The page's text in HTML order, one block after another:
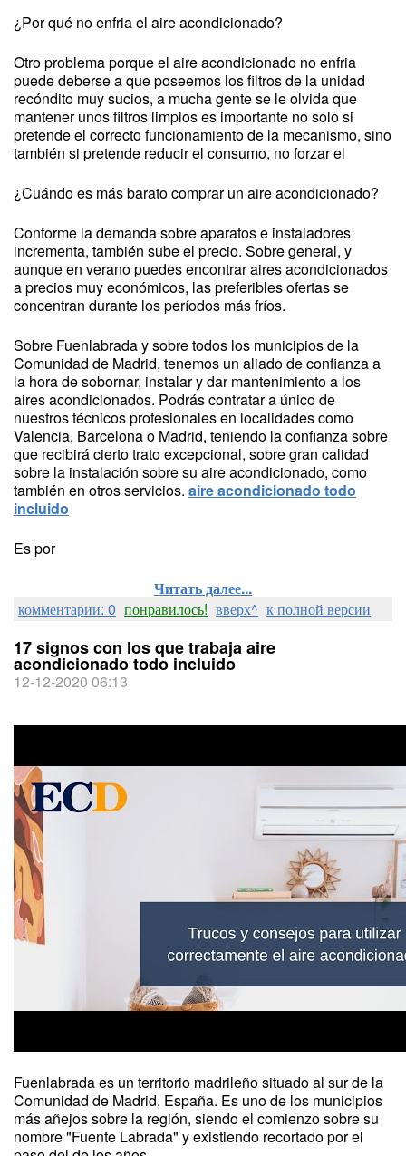
¿Por qué no enfria el aire acondicionado?
Otro problema porque el aire acondicionado no enfria
puede deberse a que poseemos los filtros de la unidad
recóndito muy sucios, a mucha gente se le olvida que
mantener unos filtros limpios es importante no solo si
pretende el correcto funcionamiento de la mecanismo, sino
también si pretende reducir el consumo, no forzar el
¿Cuándo es más barato comprar un aire acondicionado?
Conforme la demanda sobre aparatos e instaladores
incrementa, también sube el precio. Sobre general, y
aunque en verano puedes encontrar aires acondicionados
a precios muy económicos, las preferibles ofertas se
concentran durante los períodos más fríos.
Sobre Fuenlabrada y sobre todos los municipios de la
Comunidad de Madrid, tenemos un aliado de confianza a
la hora de sobornar, instalar y dar mantenimiento a los
aires acondicionados. Podrás contratar a único de
nuestros técnicos profesionales en localidades como
Valencia, Barcelona o Madrid, teniendo la confianza sobre
que recibirá cierto trato excepcional, sobre gran calidad
sobre la instalación sobre su aire acondicionado, como
también en otros servicios. aire acondicionado todo
incluido
Es por
Читать далее...
комментарии: 0 понравилось! вверх^ к полной версии
17 signos con los que trabaja aire
acondicionado todo incluido
12-12-2020 06:13
Fuenlabrada es un territorio madrileño situado al sur de la
Comunidad de Madrid, España. Es uno de los municipios
más añejos sobre la región, siendo el comienzo sobre su
nombre "Fuente Labrada" y existiendo recortado por el